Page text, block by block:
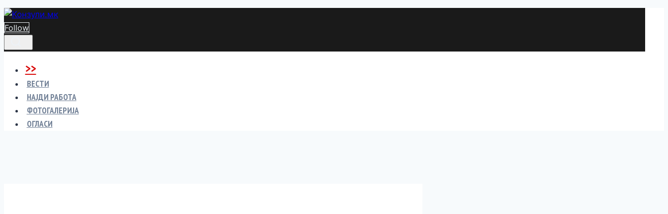
Skip
to
Follow
>>
ВЕСТИ
НАЈДИ РАБОТА
ФОТОГАЛЕРИЈА
ОГЛАСИ